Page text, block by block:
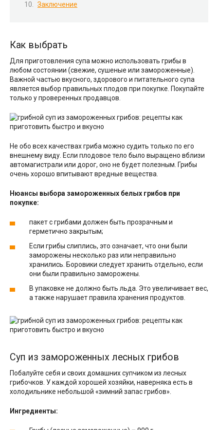
Заключение
Как выбрать
Для приготовления супа можно использовать грибы в
любом состоянии (свежие, сушеные или замороженные).
Важной частью вкусного, здорового и питательного супа
является выбор правильных плодов при покупке. Покупайте
только у проверенных продавцов.
Не обо всех качествах гриба можно судить только по его
внешнему виду. Если плодовое тело было выращено вблизи
автомагистрали или дорог, оно не будет полезным. Грибы
очень хорошо впитывают вредные вещества.
Нюансы выбора замороженных белых грибов при
покупке:
пакет с грибами должен быть прозрачным и
герметично закрытым;
Если грибы слиплись, это означает, что они были
заморожены несколько раз или неправильно
хранились. Боровики следует хранить отдельно, если
они были правильно заморожены.
В упаковке не должно быть льда. Это увеличивает вес,
а также нарушает правила хранения продуктов.
Суп из замороженных лесных грибов
Побалуйте себя и своих домашних супчиком из лесных
грибочков. У каждой хорошей хозяйки, наверняка есть в
холодильнике небольшой «зимний запас грибов».
Ингредиенты: